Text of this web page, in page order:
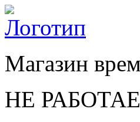
Магазин
НЕ